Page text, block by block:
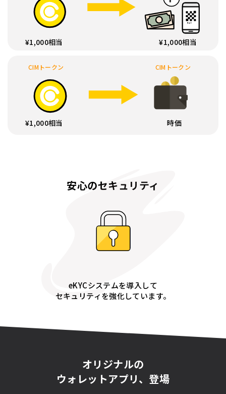
¥1,000相当 ¥1,000相当
CIMトークン CIMトークン
¥1,000相当 時価
安心のセキュリティ
eKYCシステムを導入して
セキュリティを強化しています。
オリジナルの
ウォレットアプリ、登場